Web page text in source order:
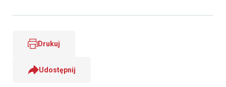
Drukuj
Udostępnij